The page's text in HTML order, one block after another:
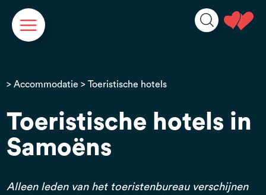
>Accommodatie > Toeristische hotels
Toeristische hotels in
Samoëns
Alleen leden van het toeristenbureau verschijnen
Cookies beheer paneel